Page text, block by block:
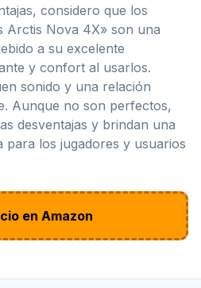
considero que los
Arctis Nova 4X» son una
a su excelente
y confort al usarlos.
sonido y una relación
Aunque no son perfectos,
desventajas y brindan una
para los jugadores y usuarios
en Amazon